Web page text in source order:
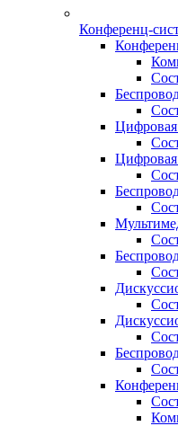
Конференц-
Цифровая
Цифровая